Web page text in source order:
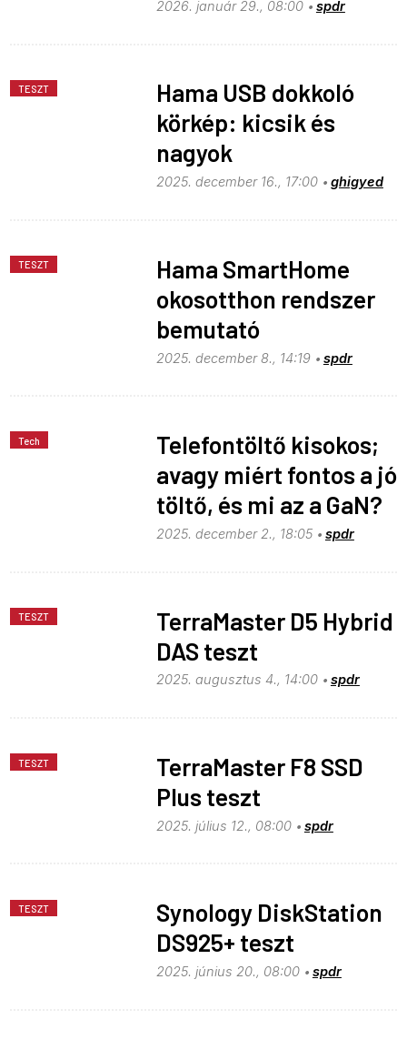
2026. január 29., 08:00 spdr
TESZT
Hama USB dokkoló
körkép: kicsik és
nagyok
2025. december 16., 17:00 ghigyed
TESZT
Hama SmartHome
okosotthon rendszer
bemutató
2025. december 8., 14:19 spdr
Tech
Telefontöltő kisokos;
avagy miért fontos a jó
töltő, és mi az a GaN?
2025. december 2., 18:05 spdr
TESZT
TerraMaster D5 Hybrid
DAS teszt
2025. augusztus 4., 14:00 spdr
TESZT
TerraMaster F8 SSD
Plus teszt
2025. július 12., 08:00 spdr
TESZT
Synology DiskStation
DS925+ teszt
2025. június 20., 08:00 spdr